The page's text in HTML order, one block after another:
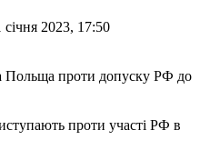
2023, 17:50
проти участі РФ в